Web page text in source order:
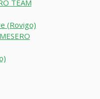
TEAM
(Rovigo)